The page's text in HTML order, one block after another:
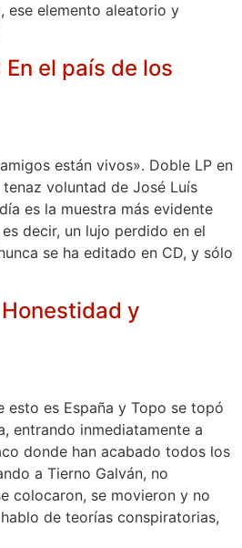
ese elemento aleatorio y
En el país de los
están vivos». Doble LP en
voluntad de José Luís
es la muestra más evidente
decir, un lujo perdido en el
se ha editado en CD, y sólo
y
esto es España y Topo se topó
entrando inmediatamente a
donde han acabado todos los
a Tierno Galván, no
colocaron, se movieron y no
de teorías conspiratorias,